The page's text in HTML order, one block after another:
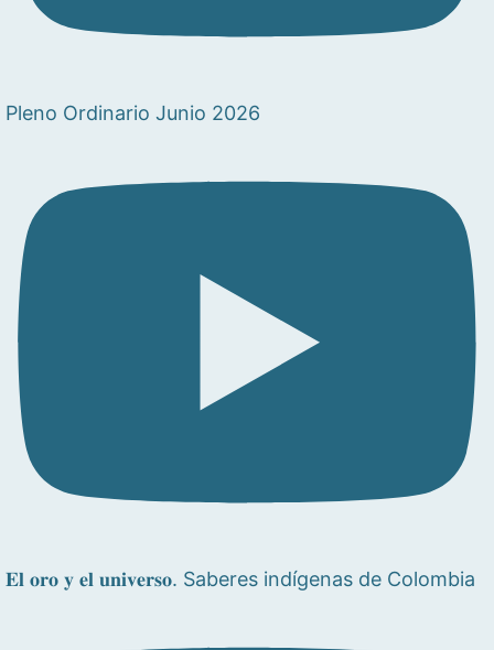
Pleno Ordinario Junio 2026
𝐄𝐥 𝐨𝐫𝐨 𝐲 𝐞𝐥 𝐮𝐧𝐢𝐯𝐞𝐫𝐬𝐨. Saberes indígenas de Colombia